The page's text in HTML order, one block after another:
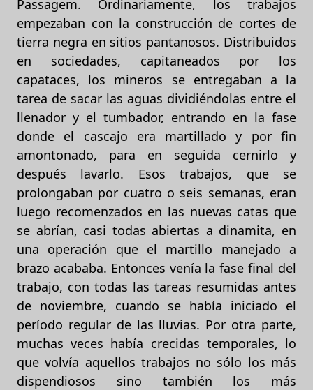
Passagem. Ordinariamente, los trabajos
empezaban con la construcción de cortes de
tierra negra en sitios pantanosos. Distribuidos
en sociedades, capitaneados por los
capataces, los mineros se entregaban a la
tarea de sacar las aguas dividiéndolas entre el
llenador y el tumbador, entrando en la fase
donde el cascajo era martillado y por fin
amontonado, para en seguida cernirlo y
después lavarlo. Esos trabajos, que se
prolongaban por cuatro o seis semanas, eran
luego recomenzados en las nuevas catas que
se abrían, casi todas abiertas a dinamita, en
una operación que el martillo manejado a
brazo acababa. Entonces venía la fase final del
trabajo, con todas las tareas resumidas antes
de noviembre, cuando se había iniciado el
período regular de las lluvias. Por otra parte,
muchas veces había crecidas temporales, lo
que volvía aquellos trabajos no sólo los más
dispendiosos sino también los más